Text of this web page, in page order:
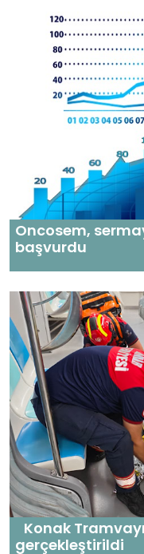
Oncosem,
başvurdu
Konak
gerçekleştirildi